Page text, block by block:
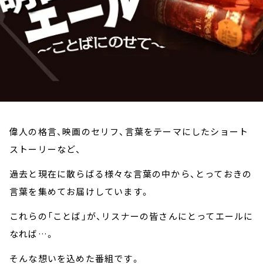
偉人の格言、映画のセリフ、言葉をテーマにしたショート
ストーリーなど、
過去と現在に散らばる様々な言葉の中から、とっておきの
言葉を集めてお届けしています。
これらの「ことば」が、リスナーの皆さんにとってエールに
なれば…。
そんな想いを込めた番組です。